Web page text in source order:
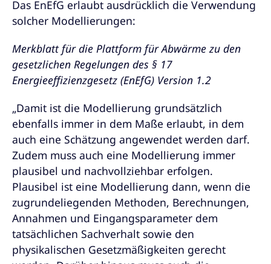
Das EnEfG erlaubt ausdrücklich die Verwendung
solcher Modellierungen:
Merkblatt für die Plattform für Abwärme zu den
gesetzlichen Regelungen des § 17
Energieeffizienzgesetz (EnEfG) Version 1.2
„Damit ist die Modellierung grundsätzlich
ebenfalls immer in dem Maße erlaubt, in dem
auch eine Schätzung angewendet werden darf.
Zudem muss auch eine Modellierung immer
plausibel und nachvollziehbar erfolgen.
Plausibel ist eine Modellierung dann, wenn die
zugrundeliegenden Methoden, Berechnungen,
Annahmen und Eingangsparameter dem
tatsächlichen Sachverhalt sowie den
physikalischen Gesetzmäßigkeiten gerecht